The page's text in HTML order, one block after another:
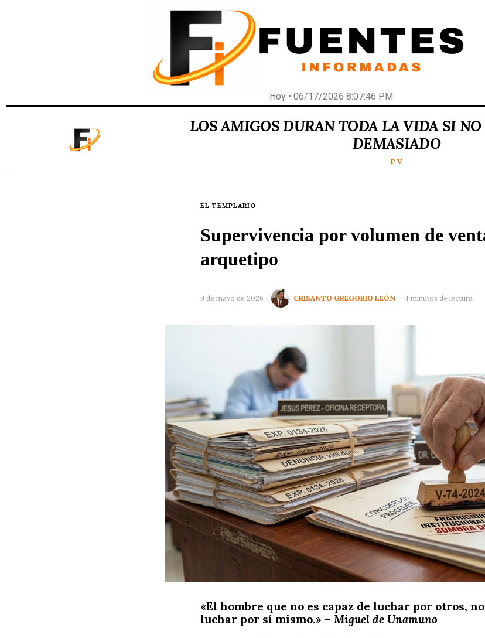
Hoy • 06/17/2026 8:07:46 PM
LOS AMIGOS DURAN TODA LA VIDA SI NO
DEMASIADO
P V
EL TEMPLARIO
Supervivencia por volumen de
arquetipo
9 de mayo de 2026 CRISANTO GREGORIO LEÓN 4 minutos de lectura
«El hombre que no es capaz de luchar por otros, no
luchar por sí mismo.» – Miguel de Unamuno